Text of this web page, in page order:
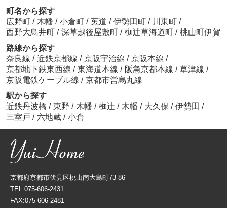
町名から探す
広野町 / 木幡 / 小倉町 / 莵道 / 伊勢田町 / 川東町 /
西野大鳥井町 / 深草越後屋敷町 / 椥辻草海道町 / 桃山町伊賀
路線から探す
奈良線 / 近鉄京都線 / 京阪宇治線 / 京阪本線 /
京都地下鉄東西線 / 東海道本線 / 阪急京都本線 / 草津線 /
京阪電鉄ケーブル線 / 京都市営烏丸線
駅から探す
近鉄丹波橋 / 東野 / 木幡 / 椥辻 / 木幡 / 大久保 / 伊勢田 /
三室戸 / 六地蔵 / 小倉
京都府京都市伏見区桃山南大島町73-86
TEL:075-606-2431
FAX:075-606-2481